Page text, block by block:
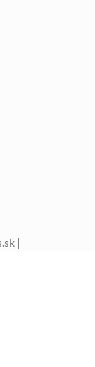
|